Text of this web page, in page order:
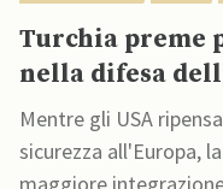
Turchia preme
nella difesa
mette in
Mentre gli USA
sicurezza all'Europa,